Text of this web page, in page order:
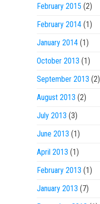
February 2015 (2)
February 2014(1)
January 2014(1)
October 2013 (1)
September 2013 (2)
August 2013 (2)
July 2013 (3)
June 2013 (1)
April 2013 (1)
February 2013 (1)
January 2013 (7)